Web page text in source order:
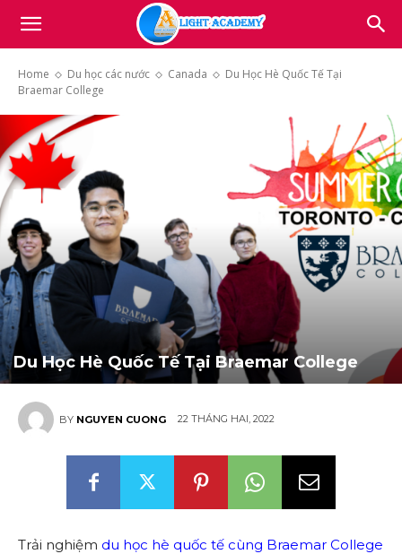
Light
Home Du học các nước Canada
Du Học Hè Quốc Tế Tại
Braemar College
Du Học Hè Quốc Tế Tại Braemar College
BY NGUYEN CUONG 22 THÁNG HAI, 2022
Trải nghiệm du học hè quốc tế cùng Braemar College